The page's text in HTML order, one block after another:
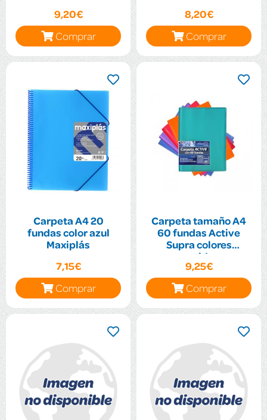
9,20€
Comprar
8,20€
Comprar
Carpeta A4 20
fundas color azul
Maxiplás
7,15€
Comprar
Carpeta tamaño A4
60 fundas Active
Supra colores
surtidos
9,25€
Comprar